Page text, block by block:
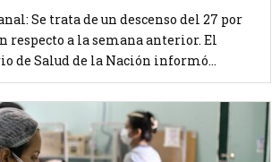
Se trata de un descenso del 27 por
respecto a la semana anterior. El
de Salud de la Nación informó...